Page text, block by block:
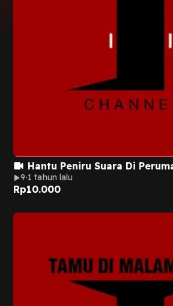
Hantu Peniru Suara Di
9 1 tahun lalu
Rp10.000